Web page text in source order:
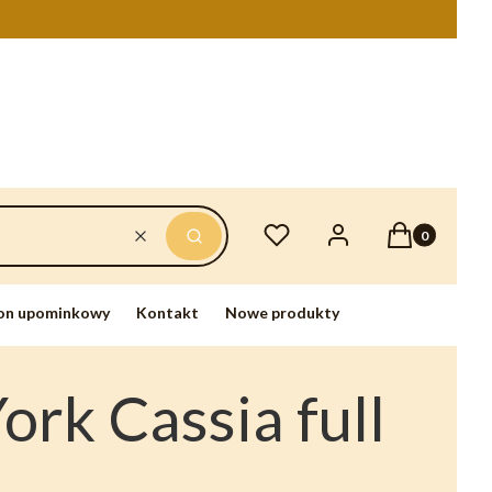
WyczyśćSzukaj
Ulubione Zaloguj sięProdukty w
Koszyk
upominkowy Kontakt Nowe produkty
Cassia full